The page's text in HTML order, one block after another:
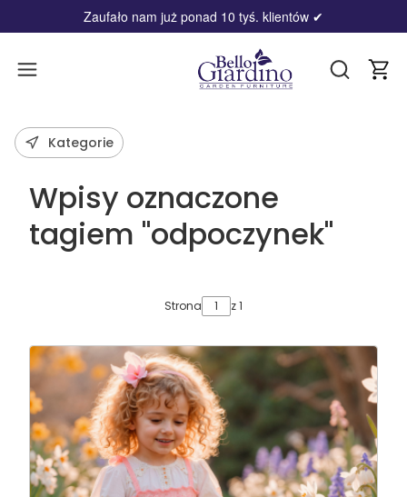
Zaufało nam już ponad 10 tyś. klientów ✔
Otwórz
Kategorie
Wpisy oznaczone
tagiem "odpoczynek"
Strona z 1